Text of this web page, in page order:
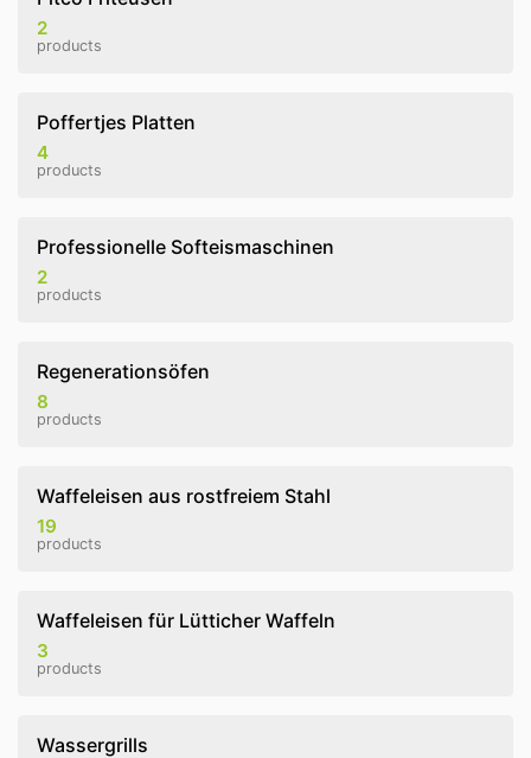
2
products
Poffertjes Platten
4
products
Professionelle Softeismaschinen
2
products
Regenerationsöfen
8
products
Waffeleisen aus rostfreiem Stahl
19
products
Waffeleisen für Lütticher Waffeln
3
products
Wassergrills